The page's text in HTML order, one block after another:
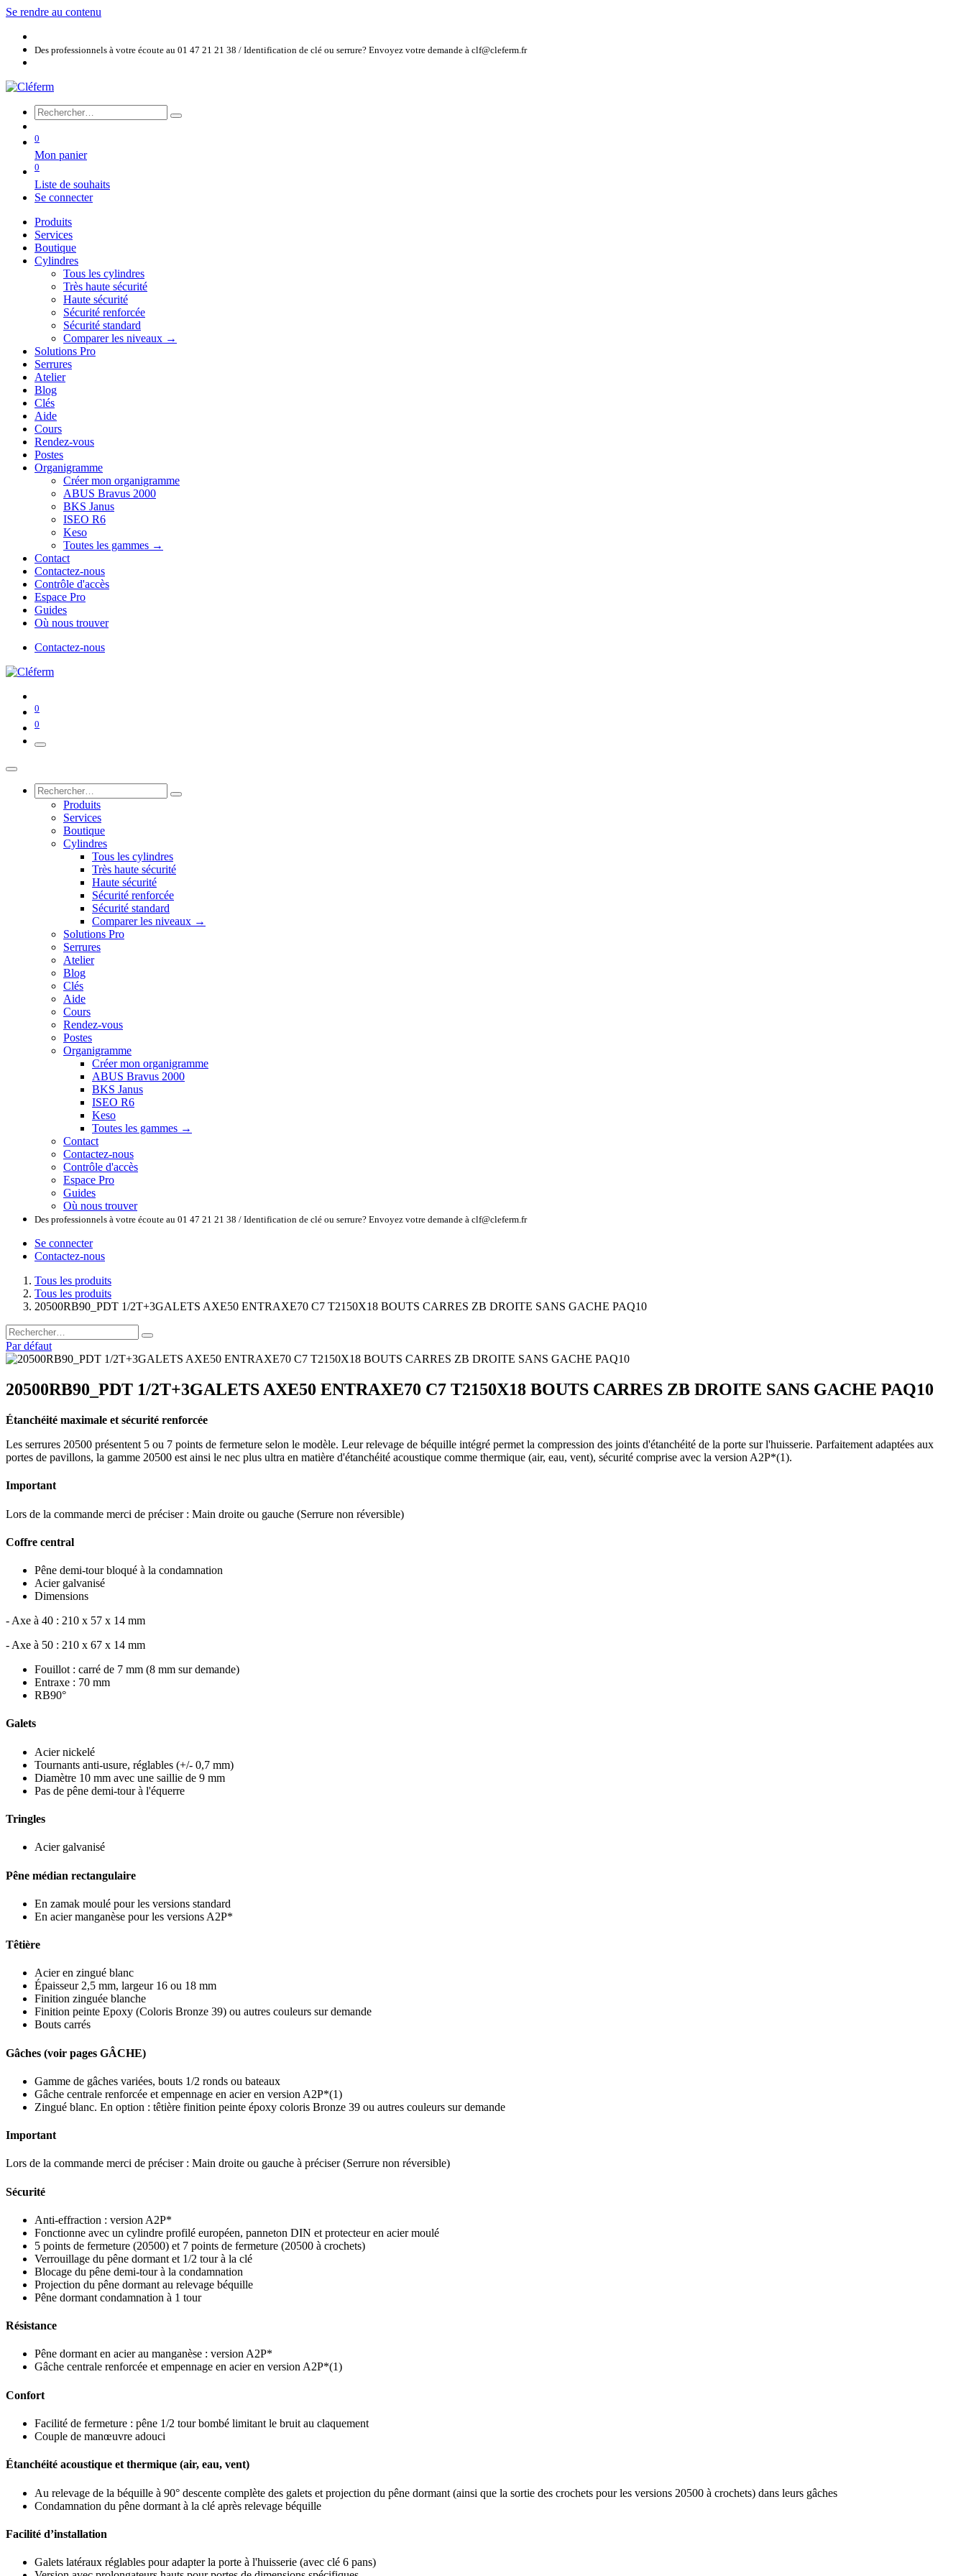
Se rendre au contenu
Des professionnels à votre écoute au 01 47 21 21 38 / Identification de clé ou serrure? Envoyez votre demande à clf@cleferm.fr
0
Mon panier
0
Liste de souhaits
Se connecter
Produits
Services
Boutique
Cylindres
Tous les cylindres
Très haute sécurité
Haute sécurité
Sécurité renforcée
Sécurité standard
Comparer les niveaux →
Solutions Pro
Serrures
Atelier
Blog
Clés
Aide
Cours
Rendez-vous
Postes
Organigramme
Créer mon organigramme
ABUS Bravus 2000
BKS Janus
ISEO R6
Keso
Toutes les gammes →
Contact
Contactez-nous
Contrôle d'accès
Espace Pro
Guides
Où nous trouver
Contactez-nous
0
0
Produits
Services
Boutique
Cylindres
Tous les cylindres
Très haute sécurité
Haute sécurité
Sécurité renforcée
Sécurité standard
Comparer les niveaux →
Solutions Pro
Serrures
Atelier
Blog
Clés
Aide
Cours
Rendez-vous
Postes
Organigramme
Créer mon organigramme
ABUS Bravus 2000
BKS Janus
ISEO R6
Keso
Toutes les gammes →
Contact
Contactez-nous
Contrôle d'accès
Espace Pro
Guides
Où nous trouver
Des professionnels à votre écoute au 01 47 21 21 38 / Identification de clé ou serrure? Envoyez votre demande à clf@cleferm.fr
Se connecter
Contactez-nous
Tous les produits
Tous les produits
20500RB90_PDT 1/2T+3GALETS AXE50 ENTRAXE70 C7 T2150X18 BOUTS CARRES ZB DROITE SANS GACHE PAQ10
Par défaut
20500RB90_PDT 1/2T+3GALETS AXE50 ENTRAXE70 C7 T2150X18 BOUTS CARRES ZB DROITE SANS GACHE PAQ10
Étanchéité maximale et sécurité renforcée
Les serrures 20500 présentent 5 ou 7 points de fermeture selon le modèle. Leur relevage de béquille intégré permet la compression des joints d'étanchéité de la porte sur l'huisserie. Parfaitement adaptées aux
portes de pavillons, la gamme 20500 est ainsi le nec plus ultra en matière d'étanchéité acoustique comme thermique (air, eau, vent), sécurité comprise avec la version A2P*(1).
Important
Lors de la commande merci de préciser : Main droite ou gauche (Serrure non réversible)
Coffre central
Pêne demi-tour bloqué à la condamnation
Acier galvanisé
Dimensions
- Axe à 40 : 210 x 57 x 14 mm
- Axe à 50 : 210 x 67 x 14 mm
Fouillot : carré de 7 mm (8 mm sur demande)
Entraxe : 70 mm
RB90°
Galets
Acier nickelé
Tournants anti-usure, réglables (+/- 0,7 mm)
Diamètre 10 mm avec une saillie de 9 mm
Pas de pêne demi-tour à l'équerre
Tringles
Acier galvanisé
Pêne médian rectangulaire
En zamak moulé pour les versions standard
En acier manganèse pour les versions A2P*
Têtière
Acier en zingué blanc
Épaisseur 2,5 mm, largeur 16 ou 18 mm
Finition zinguée blanche
Finition peinte Epoxy (Coloris Bronze 39) ou autres couleurs sur demande
Bouts carrés
Gâches (voir pages GÂCHE)
Gamme de gâches variées, bouts 1/2 ronds ou bateaux
Gâche centrale renforcée et empennage en acier en version A2P*(1)
Zingué blanc. En option : têtière finition peinte époxy coloris Bronze 39 ou autres couleurs sur demande
Important
Lors de la commande merci de préciser : Main droite ou gauche à préciser (Serrure non réversible)
Sécurité
Anti-effraction : version A2P*
Fonctionne avec un cylindre profilé européen, panneton DIN et protecteur en acier moulé
5 points de fermeture (20500) et 7 points de fermeture (20500 à crochets)
Verrouillage du pêne dormant et 1/2 tour à la clé
Blocage du pêne demi-tour à la condamnation
Projection du pêne dormant au relevage béquille
Pêne dormant condamnation à 1 tour
Résistance
Pêne dormant en acier au manganèse : version A2P*
Gâche centrale renforcée et empennage en acier en version A2P*(1)
Confort
Facilité de fermeture : pêne 1/2 tour bombé limitant le bruit au claquement
Couple de manœuvre adouci
Étanchéité acoustique et thermique (air, eau, vent)
Au relevage de la béquille à 90° descente complète des galets et projection du pêne dormant (ainsi que la sortie des crochets pour les versions 20500 à crochets) dans leurs gâches
Condamnation du pêne dormant à la clé après relevage béquille
Facilité d’installation
Galets latéraux réglables pour adapter la porte à l'huisserie (avec clé 6 pans)